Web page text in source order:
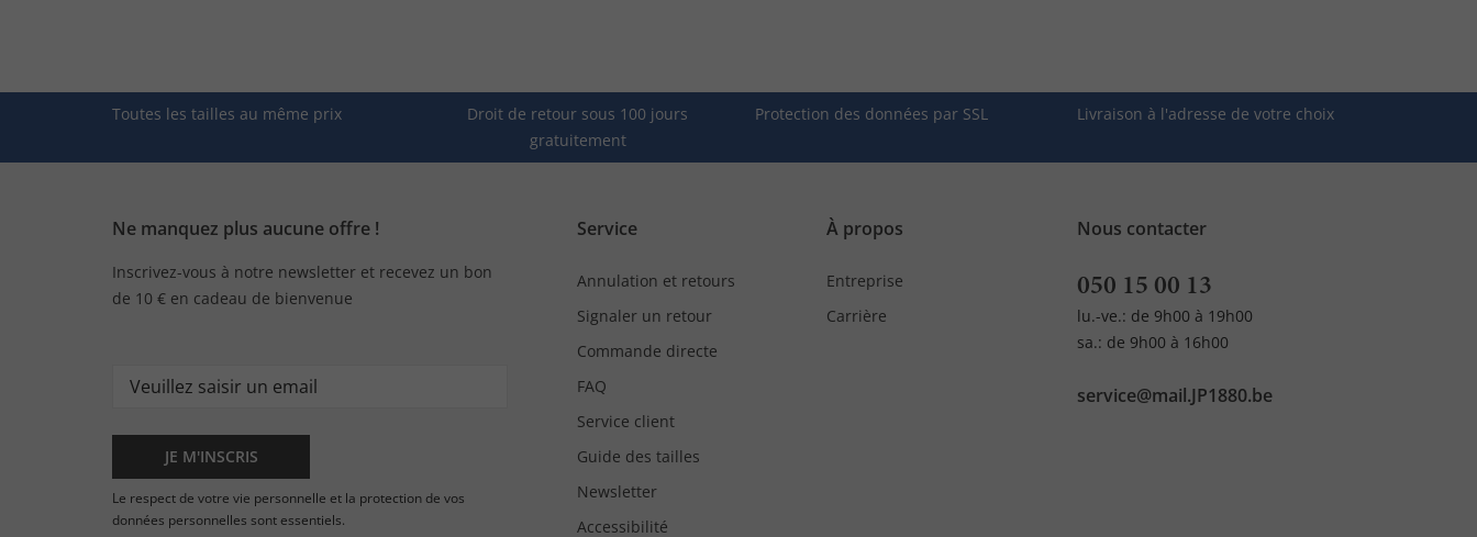
Toutes les tailles au même prix
Droit de retour sous 100 jours
gratuitement
Protection des données par SSL Livraison à l'adresse de votre choix
Ne manquez plus aucune offre !
Inscrivez-vous à notre newsletter et recevez un bon
de 10 € en cadeau de bienvenue
JE M'INSCRIS
Le respect de votre vie personnelle et la protection de vos
données personnelles sont essentiels.
Service
Annulation et retours
Signaler un retour
Commande directe
FAQ
Service client
Guide des tailles
Newsletter
Accessibilité
À propos
Entreprise
Carrière
Nous contacter
050 15 00 13
lu.-ve.: de 9h00 à 19h00
sa.: de 9h00 à 16h00
service@mail.JP1880.be